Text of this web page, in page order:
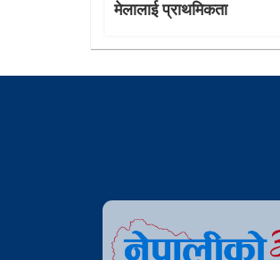
मेलालाई प्राथमिकता